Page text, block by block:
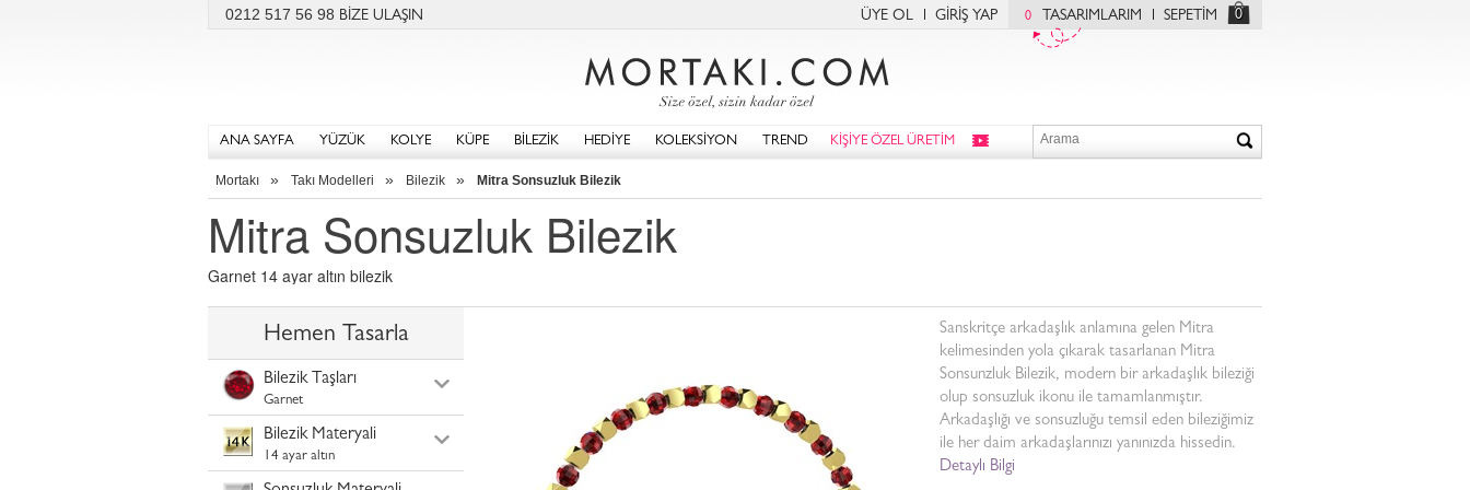
0212 517 56 98 BİZE ULAŞIN ÜYE OL GİRİŞ YAP 0 TASARIMLARIM SEPETİM 0
ANA SAYFA YÜZÜK KOLYE KÜPE BİLEZİK HEDİYE KOLEKSİYON TREND KİŞİYE ÖZEL ÜRETİM
Mortakı » Takı Modelleri » Bilezik » Mitra Sonsuzluk Bilezik
Mitra Sonsuzluk Bilezik
Garnet 14 ayar altın bilezik
Hemen Tasarla
Bilezik Taşları
Garnet
Bilezik Materyali
14 ayar altın
Sanskritçe arkadaşlık anlamına gelen Mitra
kelimesinden yola çıkarak tasarlanan Mitra
Sonsunzluk Bilezik, modern bir arkadaşlık bileziği
olup sonsuzluk ikonu ile tamamlanmıştır.
Arkadaşlığı ve sonsuzluğu temsil eden bileziğimiz
ile her daim arkadaşlarınızı yanınızda hissedin.
Detaylı Bilgi